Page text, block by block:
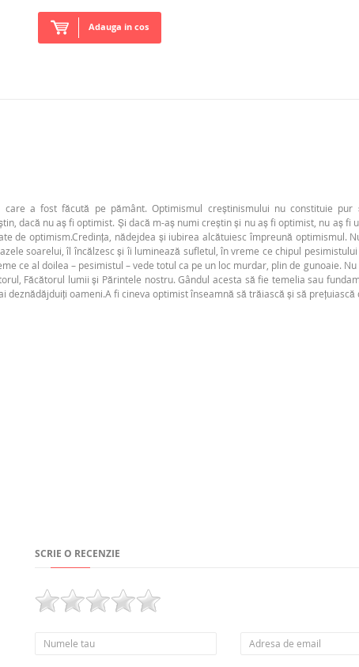
Adauga in cos
a fost făcută pe pământ. Optimismul creștinismului nu constituie
dacă nu aș fi optimist. Și dacă m-aș numi creștin și nu aș fi optimist, nu aș fi
de optimism.Credința, nădejdea și iubirea alcătuiesc împreună optimismul.
soarelui, îl încălzesc și îi luminează sufletul, în vreme ce chipul
ce al doilea – pesimistul – vede totul ca pe un loc murdar, plin de gunoaie.
Făcătorul lumii și Părintele nostru. Gândul acesta să fie temelia sau
oameni.A fi cineva optimist înseamnă să trăiască și să
SCRIE O RECENZIE